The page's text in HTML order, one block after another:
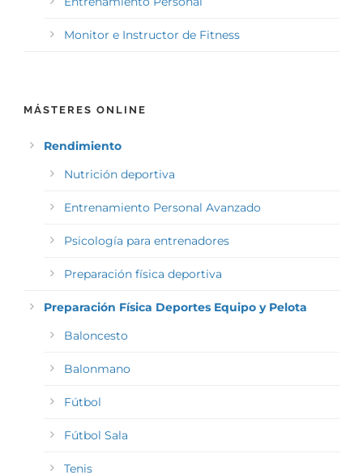
Monitor e Instructor de Fitness
MÁSTERES ONLINE
Rendimiento
Nutrición deportiva
Entrenamiento Personal Avanzado
Psicología para entrenadores
Preparación física deportiva
Preparación Física Deportes Equipo y Pelota
Baloncesto
Balonmano
Fútbol
Fútbol Sala
Tenis